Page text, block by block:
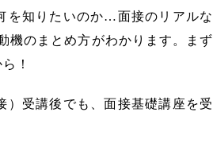
を知りたいのか…面接のリアルな
機のまとめ方がわかります。まず
！
）受講後でも、面接基礎講座を受